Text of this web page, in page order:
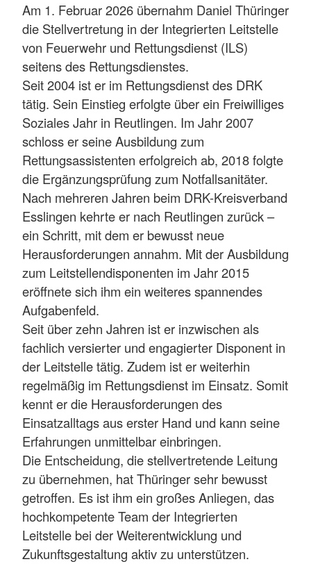
Am 1. Februar 2026 übernahm Daniel Thüringer
die Stellvertretung in der Integrierten Leitstelle
von Feuerwehr und Rettungsdienst (ILS)
seitens des Rettungsdienstes.
Seit 2004 ist er im Rettungsdienst des DRK
tätig. Sein Einstieg erfolgte über ein Freiwilliges
Soziales Jahr in Reutlingen. Im Jahr 2007
schloss er seine Ausbildung zum
Rettungsassistenten erfolgreich ab, 2018 folgte
die Ergänzungsprüfung zum Notfallsanitäter.
Nach mehreren Jahren beim DRK-Kreisverband
Esslingen kehrte er nach Reutlingen zurück –
ein Schritt, mit dem er bewusst neue
Herausforderungen annahm. Mit der Ausbildung
zum Leitstellendisponenten im Jahr 2015
eröffnete sich ihm ein weiteres spannendes
Aufgabenfeld.
Seit über zehn Jahren ist er inzwischen als
fachlich versierter und engagierter Disponent in
der Leitstelle tätig. Zudem ist er weiterhin
regelmäßig im Rettungsdienst im Einsatz. Somit
kennt er die Herausforderungen des
Einsatzalltags aus erster Hand und kann seine
Erfahrungen unmittelbar einbringen.
Die Entscheidung, die stellvertretende Leitung
zu übernehmen, hat Thüringer sehr bewusst
getroffen. Es ist ihm ein großes Anliegen, das
hochkompetente Team der Integrierten
Leitstelle bei der Weiterentwicklung und
Zukunftsgestaltung aktiv zu unterstützen.